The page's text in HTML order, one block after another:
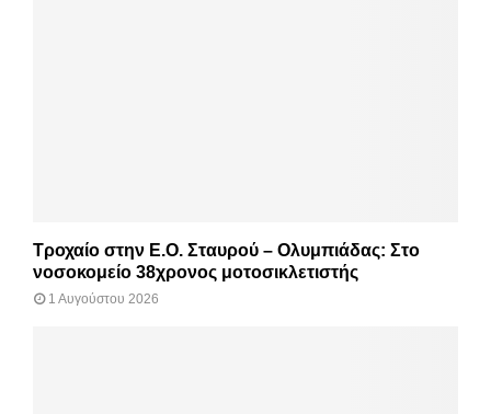
Τροχαίο στην Ε.Ο. Σταυρού – Ολυμπιάδας: Στο
νοσοκομείο 38χρονος μοτοσικλετιστής
1 Αυγούστου 2026